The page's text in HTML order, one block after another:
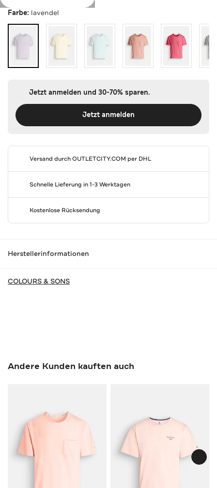
Farbe: lavendel
Jetzt anmelden und 30-70% sparen.
Jetzt anmelden
Versand durchOUTLETCITY.COM per DHL
Schnelle Lieferung in 1-3 Werktagen
Kostenlose Rücksendung
Herstellerinformationen
COLOURS & SONS
Andere Kunden kauften auch